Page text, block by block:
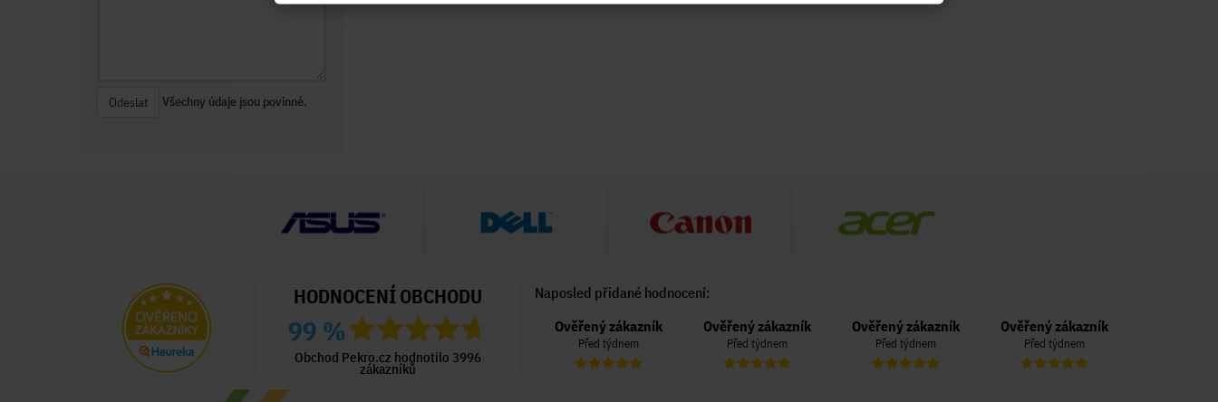
Odeslat Všechny údaje jsou povinné.
HODNOCENÍ OBCHODU
99 %
Obchod Pekro.cz hodnotilo 3996
zákazníků
Naposled přidané hodnocení:
Ověřený zákazník
Před 3 dny
Ověřený zákazník
Před 4 dny
Ověřený zákazník
Před 4 dny
Ověřený zákazník
Před týdnem
Ověřený zákazník
Před týdnem
Ověřený zákazník
Před týdnem
Ověřený zákazník
Před týdnem